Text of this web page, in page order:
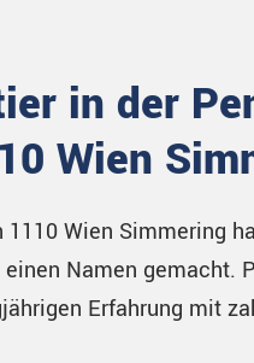
in der
Wien
1110 Wien Simmering
Namen gemacht.
Erfahrung mit